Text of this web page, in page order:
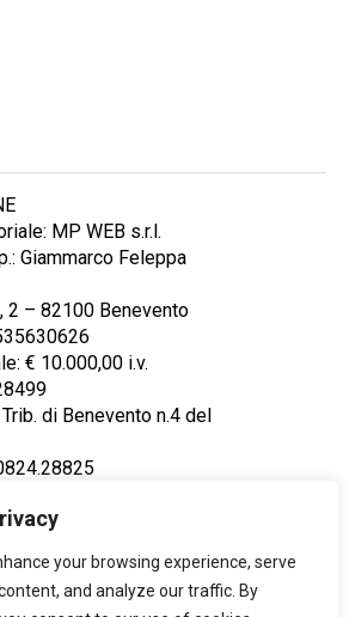
your browsing experience, serve
and analyze our traffic. By
MP WEB s.r.l.
Giammarco Feleppa
2 – 82100 Benevento
€ 10.000,00 i.v.
Trib. di Benevento n.4 del